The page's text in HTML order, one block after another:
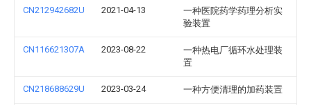
CN212942682U 2021-04-13
一种医院药学药理分析实
验装置
CN116621307A 2023-08-22
一种热电厂循环水处理装
置
CN218688629U 2023-03-24 一种方便清理的加药装置